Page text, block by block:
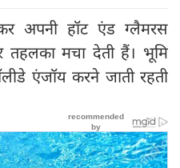
अपनी हॉट एंड ग्लैमरस
तहलका मचा देती हैं। भूमि
एंजॉय करने जाती रहती